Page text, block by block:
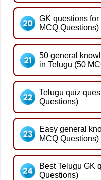
GK questions
MCQ Questions)
50 general
in Telugu (50
Telugu quiz
Questions)
Easy general
MCQ Questions)
Best Telugu GK
Questions)